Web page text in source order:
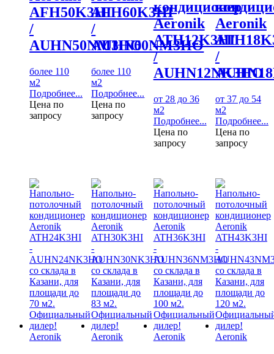
AFH50K3HI
/
AUHN50NM3HO
более 110
м2
Подробнее...
Цена по
запросу
AFH60K3HI
/
AUHN60NM3HO
более 110
м2
Подробнее...
Цена по
запросу
кондиционер
Aeronik
ATH12K3HI
/
AUHN12NK3HO
от 28 до 36
м2
Подробнее...
Цена по
запросу
Aeronik
/
от 37 до 54
м2
Подробнее...
Цена по
запросу
Aeronik Aeronik Aeronik Aeronik